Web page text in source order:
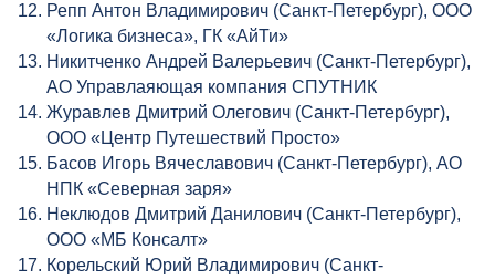
Репп Антон Владимирович (Санкт-Петербург), ООО
«Логика бизнеса», ГК «АйТи»
Никитченко Андрей Валерьевич (Санкт-Петербург),
АО Управлаяющая компания СПУТНИК
Журавлев Дмитрий Олегович (Санкт-Петербург),
ООО «Центр Путешествий Просто»
Басов Игорь Вячеславович (Санкт-Петербург), АО
НПК «Северная заря»
Неклюдов Дмитрий Данилович (Санкт-Петербург),
ООО «МБ Консалт»
Корельский Юрий Владимирович (Санкт-